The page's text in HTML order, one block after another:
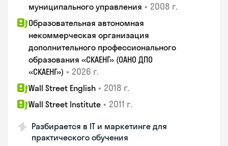
муниципального управления • 2008 г.
Образовательная автономная
некоммерческая организация
дополнительного профессионального
образования «СКАЕНГ» (ОАНО ДПО
«СКАЕНГ») • 2026 г.
Wall Street English • 2018 г.
Wall Street Institute • 2011 г.
Разбирается в IT и маркетинге для
практического обучения